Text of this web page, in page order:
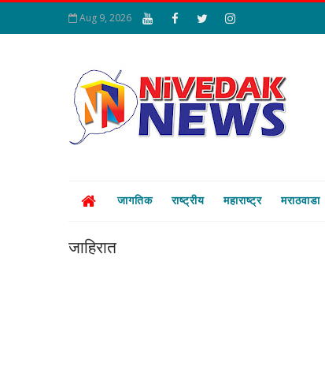
Aug 9, 2026
विकासात्मक,
जागतिक राष्ट्रीय महाराष्ट्र मराठवाडा
जाहिरात